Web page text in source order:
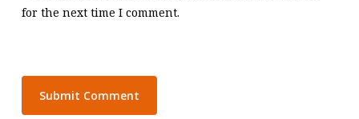
for the next time I comment.